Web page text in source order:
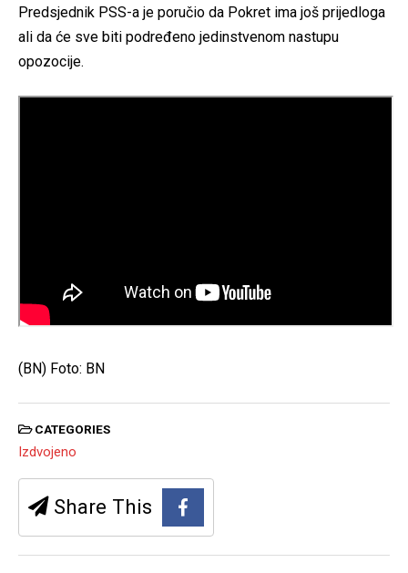
Predsjednik PSS-a je poručio da Pokret ima još prijedloga
ali da će sve biti podređeno jedinstvenom nastupu
opozocije.
(BN) Foto: BN
CATEGORIES
Izdvojeno
Share This